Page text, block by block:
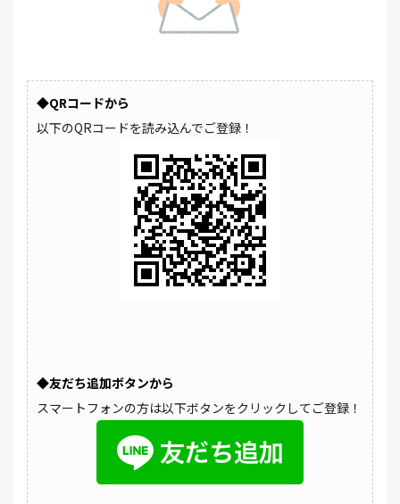
◆QRコードから
以下のQRコードを読み込んでご登録！
◆友だち追加ボタンから
スマートフォンの方は以下ボタンをクリックしてご登録！